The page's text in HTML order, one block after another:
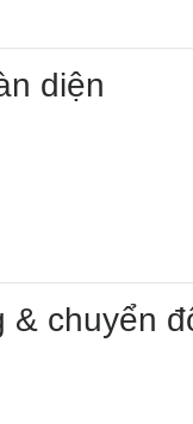
diện
& chuyển